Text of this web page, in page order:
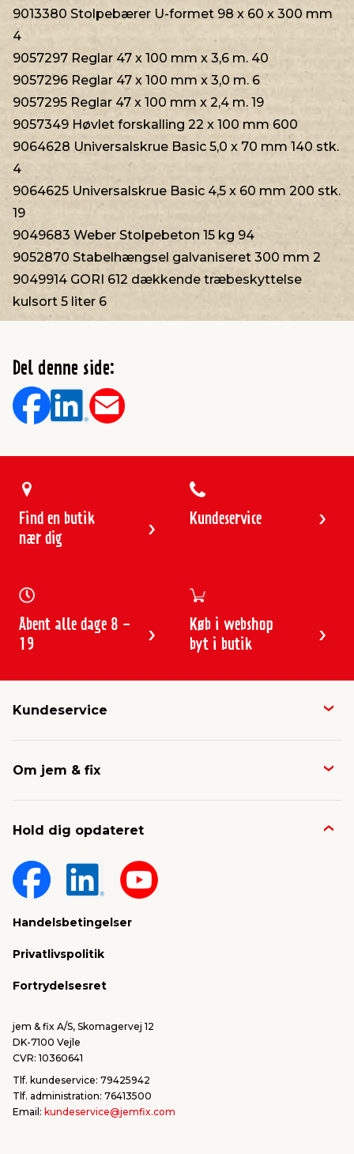
9013380 Stolpebærer U-formet 98 x 60 x 300 mm
4
9057297 Reglar 47 x 100 mm x 3,6 m. 40
9057296 Reglar 47 x 100 mm x 3,0 m. 6
9057295 Reglar 47 x 100 mm x 2,4 m. 19
9057349 Høvlet forskalling 22 x 100 mm 600
9064628 Universalskrue Basic 5,0 x 70 mm 140 stk.
4
9064625 Universalskrue Basic 4,5 x 60 mm 200 stk.
19
9049683 Weber Stolpebeton 15 kg 94
9052870 Stabelhængsel galvaniseret 300 mm 2
9049914 GORI 612 dækkende træbeskyttelse
kulsort 5 liter 6
Del denne side:
Find en butik
nær dig
Kundeservice
Åbent alle dage 8 -
19
Køb i webshop
byt i butik
Kundeservice
Avisen
Fragt & levering
Om jem & fix
Nyheder & presse
Om jem & fix
Sponsorater & projekter
Hold dig opdateret
Handelsbetingelser
Privatlivspolitik
Fortrydelsesret
jem & fix A/S, Skomagervej 12
DK-7100 Vejle
CVR: 10360641
Tlf. kundeservice: 79425942
Tlf. administration: 76413500
Email: kundeservice@jemfix.com